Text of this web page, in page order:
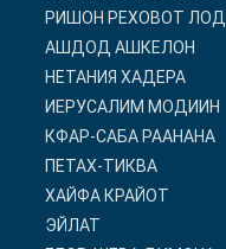
РИШОН РЕХОВОТ ЛОД
АШДОД АШКЕЛОН
НЕТАНИЯ ХАДЕРА
ИЕРУСАЛИМ МОДИИН
КФАР-САБА РААНАНА
ПЕТАХ-ТИКВА
ХАЙФА КРАЙОТ
ЭЙЛАТ